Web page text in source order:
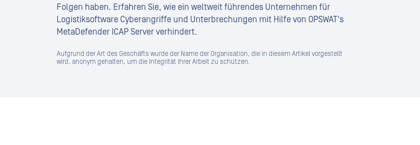
Folgen haben. Erfahren Sie, wie ein weltweit führendes Unternehmen für
Logistiksoftware Cyberangriffe und Unterbrechungen mit Hilfe von OPSWAT's
MetaDefender ICAP Server verhindert.
Aufgrund der Art des Geschäfts wurde der Name der Organisation, die in diesem Artikel vorgestellt
wird, anonym gehalten, um die Integrität ihrer Arbeit zu schützen.